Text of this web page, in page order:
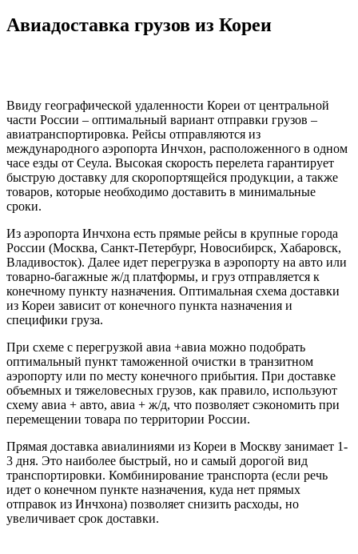
Авиадоставка грузов из Кореи
Ввиду географической удаленности Кореи от центральной
части России – оптимальный вариант отправки грузов –
авиатранспортировка. Рейсы отправляются из
международного аэропорта Инчхон, расположенного в одном
часе езды от Сеула. Высокая скорость перелета гарантирует
быструю доставку для скоропортящейся продукции, а также
товаров, которые необходимо доставить в минимальные
сроки.
Из аэропорта Инчхона есть прямые рейсы в крупные города
России (Москва, Санкт-Петербург, Новосибирск, Хабаровск,
Владивосток). Далее идет перегрузка в аэропорту на авто или
товарно-багажные ж/д платформы, и груз отправляется к
конечному пункту назначения. Оптимальная схема доставки
из Кореи зависит от конечного пункта назначения и
специфики груза.
При схеме с перегрузкой авиа +авиа можно подобрать
оптимальный пункт таможенной очистки в транзитном
аэропорту или по месту конечного прибытия. При доставке
объемных и тяжеловесных грузов, как правило, используют
схему авиа + авто, авиа + ж/д, что позволяет сэкономить при
перемещении товара по территории России.
Прямая доставка авиалиниями из Кореи в Москву занимает 1-
3 дня. Это наиболее быстрый, но и самый дорогой вид
транспортировки. Комбинирование транспорта (если речь
идет о конечном пункте назначения, куда нет прямых
отправок из Инчхона) позволяет снизить расходы, но
увеличивает срок доставки.